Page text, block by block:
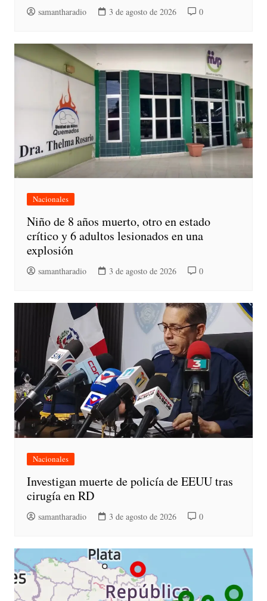
samantharadio 3 de agosto de 2026 0
Nacionales
Niño de 8 años muerto, otro en estado
crítico y 6 adultos lesionados en una
explosión
samantharadio 3 de agosto de 2026 0
Nacionales
Investigan muerte de policía de EEUU tras
cirugía en RD
samantharadio 3 de agosto de 2026 0